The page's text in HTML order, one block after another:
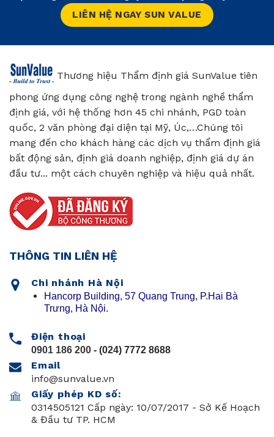
LIÊN HỆ NGAY SUN VALUE
Thương hiệu Thẩm định giá SunValue tiên
phong ứng dụng công nghệ trong ngành nghề thẩm
định giá, với hệ thống hơn 45 chi nhánh, PGD toàn
quốc, 2 văn phòng đại diện tại Mỹ, Úc,…Chúng tôi
mang đến cho khách hàng các dịch vụ thẩm định giá
bất động sản, định giá doanh nghiệp, định giá dự án
đầu tư... một cách chuyên nghiệp và hiệu quả nhất.
THÔNG TIN LIÊN HỆ
Chi nhánh Hà Nội
Hancorp Building, 57 Quang Trung, P.Hai Bà
Trưng, Hà Nội.
Điện thoại
0901 186 200 - (024) 7772 8688
Email
info@sunvalue.vn
Giấy phép KD số:
0314505121 Cấp ngày: 10/07/2017 - Sở Kế Hoạch
& Đầu tư TP. HCM